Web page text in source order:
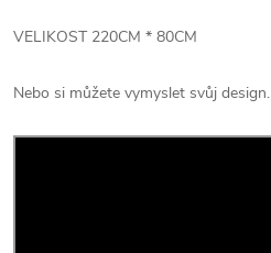
VELIKOST 220CM * 80CM
Nebo si můžete vymyslet svůj design.